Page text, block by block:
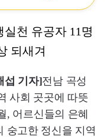
천 유공자 11명
되새겨
섭 기자]전남 곡성
사회 곳곳에 따뜻
, 어르신들의 은혜
숭고한 정신을 지역